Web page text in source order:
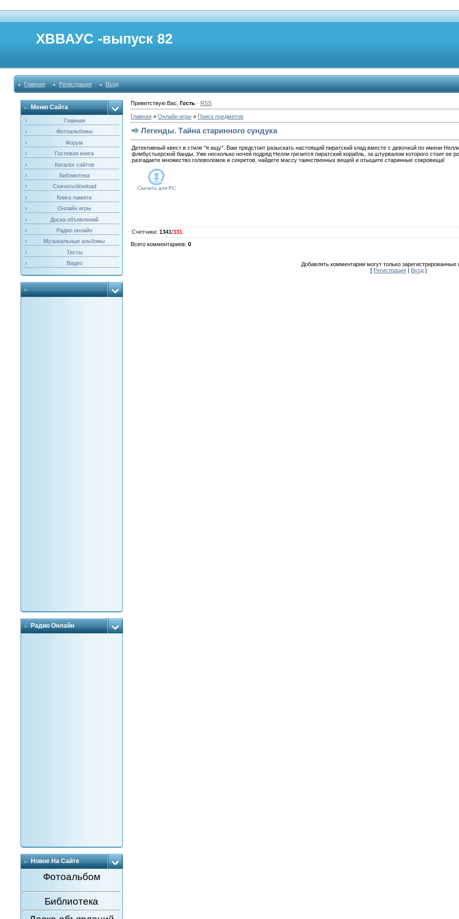
ХВВАУС -выпуск 82
Главная Регистрация Вход
Меню Сайта
Главная
Фотоальбомы
Форум
Гостевая книга
Каталог сайтов
Библиотека
Скачать/dowload
Книга памяти
Онлайн игры
Доска объявлений
Радио онлайн
Музыкальные альбомы
Тесты
Видео
Радио Онлайн
Новое На Сайте
Фотоальбом
Библиотека
Приветствую Вас Гость· RSS
Главная» Онлайн игры» Поиск предметов
Легенды. Тайна старинного сундука
Детективный квест в стиле "я ищу". Вам предстоит разыскать настоящий пиратский клад вместе с девочкой по имени
флибустьерской банды. Уже несколько ночей подряд Нелли грезится пиратский корабль, за штурвалом которого стоит ее
разгадаете множество головоломок и секретов, найдете массу таинственных вещей и отыщите старинные сокровища!
Скачать дляPC
Счетчики: 1341/331
Всего комментариев: 0
Добавлять комментарии могут только зарегистрированные
[ Регистрация| Вход]